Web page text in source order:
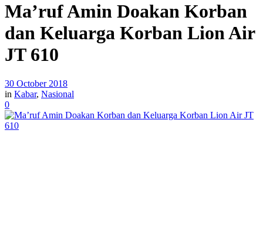
Ma’ruf Amin Doakan Korban
dan Keluarga Korban Lion Air
JT 610
30 October 2018
in Kabar, Nasional
0